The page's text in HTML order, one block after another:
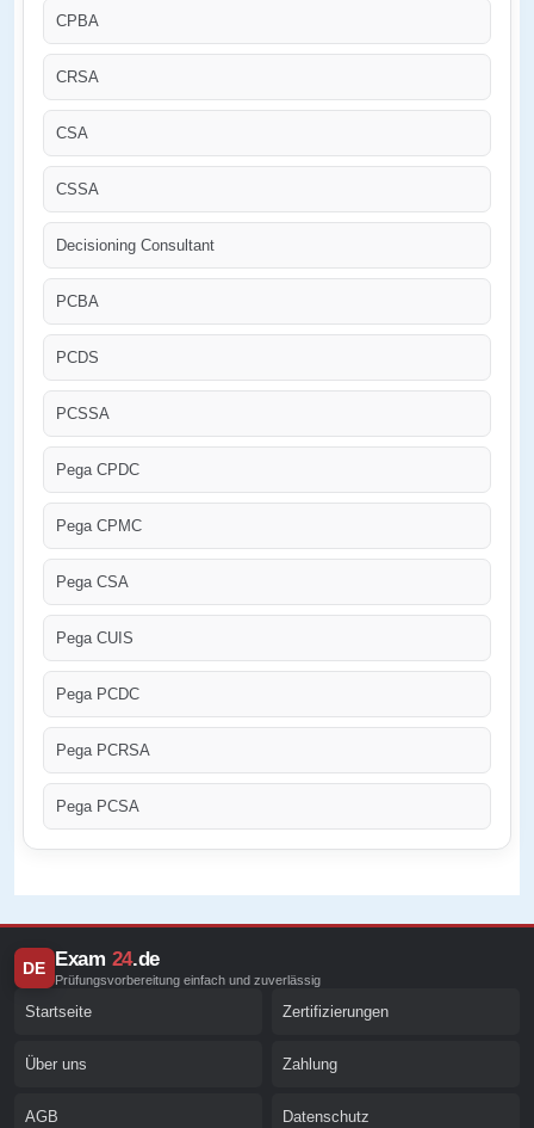
CPBA
CRSA
CSA
CSSA
Decisioning Consultant
PCBA
PCDS
PCSSA
Pega CPDC
Pega CPMC
Pega CSA
Pega CUIS
Pega PCDC
Pega PCRSA
Pega PCSA
DE Exam 24.de
Prüfungsvorbereitung einfach und zuverlässig
Startseite Zertifizierungen
Über uns Zahlung
AGB Datenschutz